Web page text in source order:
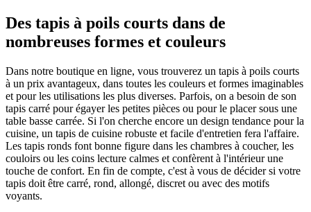
Des tapis à poils courts dans de
nombreuses formes et couleurs
Dans notre boutique en ligne, vous trouverez un tapis à poils courts
à un prix avantageux, dans toutes les couleurs et formes imaginables
et pour les utilisations les plus diverses. Parfois, on a besoin de son
tapis carré pour égayer les petites pièces ou pour le placer sous une
table basse carrée. Si l'on cherche encore un design tendance pour la
cuisine, un tapis de cuisine robuste et facile d'entretien fera l'affaire.
Les tapis ronds font bonne figure dans les chambres à coucher, les
couloirs ou les coins lecture calmes et confèrent à l'intérieur une
touche de confort. En fin de compte, c'est à vous de décider si votre
tapis doit être carré, rond, allongé, discret ou avec des motifs
voyants.